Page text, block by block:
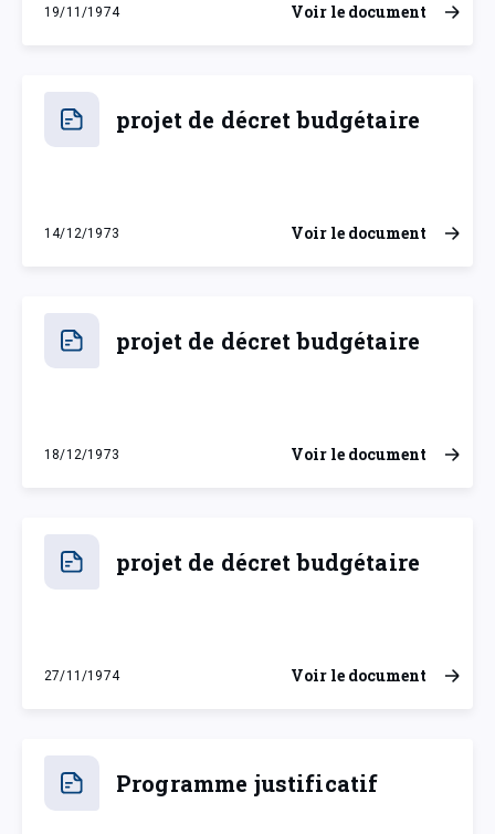
19/11/1974
mardi 19 novembre 1974
Voir le document
projet de décret budgétaire
14/12/1973
vendredi 14 décembre 1973
Voir le document
projet de décret budgétaire
18/12/1973
mardi 18 décembre 1973
Voir le document
projet de décret budgétaire
27/11/1974
mercredi 27 novembre 1974
Voir le document
Programme justificatif